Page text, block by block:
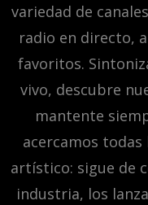
variedad de
radio en directo,
favoritos.
vivo, descubre
mantente
acercamos
artístico: sigue de
industria, los